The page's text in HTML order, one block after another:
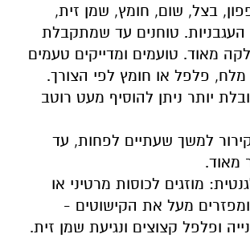
בצל, שום, חומץ, שמן זית,
העגבניות. טוחנים עד שמתקבלת
מאוד. טועמים ומדייקים טעמים
מלח, פלפל או חומץ לפי הצורך.
יותר ניתן להוסיף מעט רוטב
למשך שעתיים לפחות, עד
מאוד.
מוזגים לכוסות מרטיני או
ומפזרים מעל את הקישוטים -
ופלפל קצוצים ונגיעת שמן זית.